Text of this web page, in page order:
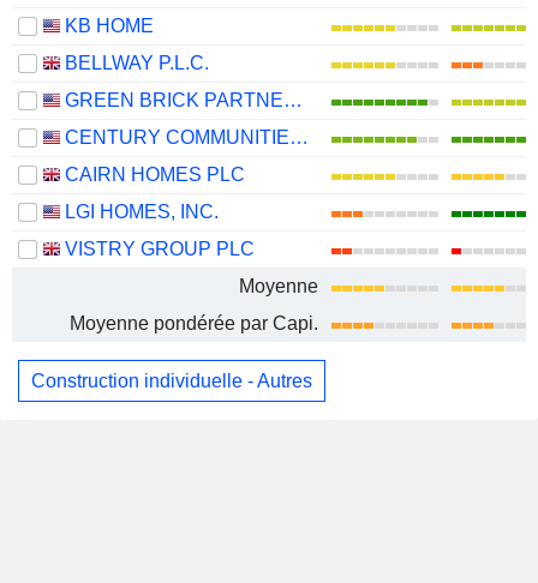
KB HOME
BELLWAY P.L.C.
GREEN BRICK PARTNERS, INC.
CENTURY COMMUNITIES, INC.
CAIRN HOMES PLC
LGI HOMES, INC.
VISTRY GROUP PLC
Moyenne
Moyenne pondérée par Capi.
Construction individuelle - Autres